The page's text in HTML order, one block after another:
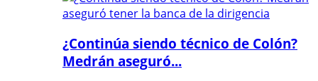
¿Continúa siendo técnico de Colón?
Medrán aseguró...